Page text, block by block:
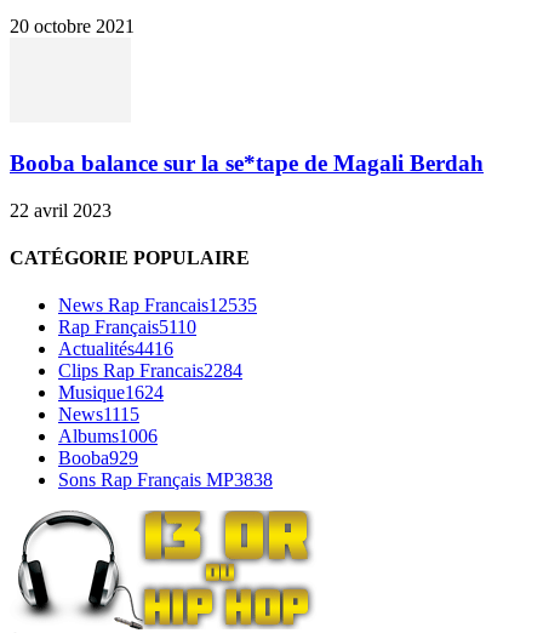
20 octobre 2021
Booba balance sur la se*tape de Magali Berdah
22 avril 2023
CATÉGORIE POPULAIRE
News Rap Francais12535
Rap Français5110
Actualités4416
Clips Rap Francais2284
Musique1624
News1115
Albums1006
Booba929
Sons Rap Français MP3838